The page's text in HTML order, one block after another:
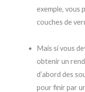
exemple, vous
couches de
Mais si vous
obtenir un
d’abord des
pour finir par